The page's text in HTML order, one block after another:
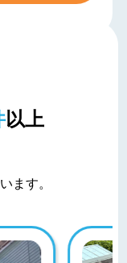
以上
ます。